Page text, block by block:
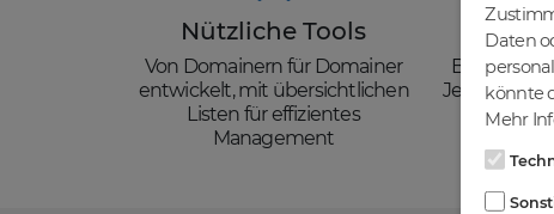
Nützliche Tools
Von Domainern für Domainer
entwickelt, mit übersichtlichen
Listen für effizientes
Management
Je nach
zzgl.
Daten
könnte
Mehr